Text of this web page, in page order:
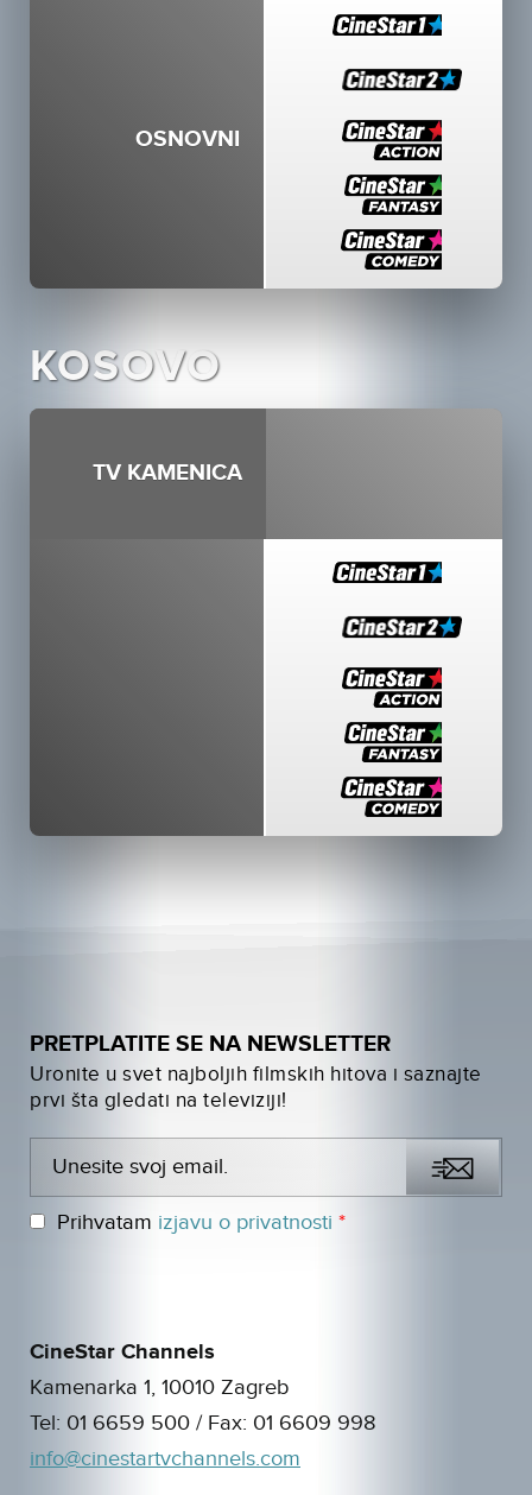
OSNOVNI
KOSOVO
TV KAMENICA
PRETPLATITE SE NA NEWSLETTER
Uronite u svet najboljih filmskih hitova i saznajte
prvi šta gledati na televiziji!
Prihvatam izjavu o privatnosti *
CineStar Channels
Kamenarka 1, 10010 Zagreb
Tel: 01 6659 500 / Fax: 01 6609 998
info@cinestartvchannels.com